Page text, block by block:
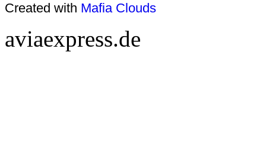
Created with Mafia Clouds
aviaexpress.de